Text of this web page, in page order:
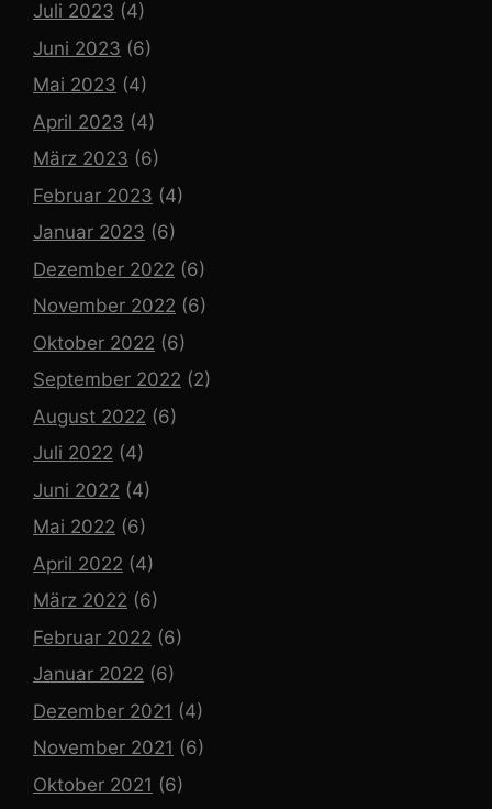
Juli 2023 (4)
Juni 2023 (6)
Mai 2023 (4)
April 2023 (4)
März 2023 (6)
Februar 2023 (4)
Januar 2023 (6)
Dezember 2022 (6)
November 2022 (6)
Oktober 2022 (6)
September 2022 (2)
August 2022 (6)
Juli 2022 (4)
Juni 2022 (4)
Mai 2022 (6)
April 2022 (4)
März 2022 (6)
Februar 2022 (6)
Januar 2022 (6)
Dezember 2021 (4)
November 2021 (6)
Oktober 2021 (6)